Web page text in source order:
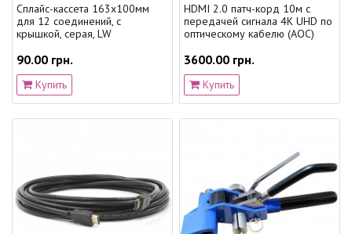
Сплайс-кассета 163x100мм
для 12 соединений, с
крышкой, серая, LW
90.00 грн.
Купить
HDMI 2.0 патч-корд 10м с
передачей сигнала 4K UHD по
оптическому кабелю (AOC)
3600.00 грн.
Купить